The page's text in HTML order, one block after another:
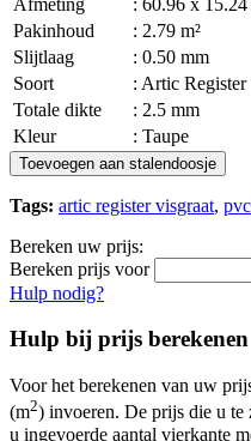
Pakinhoud
: 2.79 m²
Slijtlaag
: 0.50 mm
Soort
: Artic Register
Totale dikte
: 2.5 mm
Kleur
: Taupe
Toevoegen aan stalendoosje
Tags: artic register visgraat,
Bereken uw prijs:
Bereken prijs voor
Hulp nodig?
Hulp bij prijs berekenen
Voor het berekenen van uw
(m2) invoeren. De prijs die u te
u ingevoerde aantal vierkante